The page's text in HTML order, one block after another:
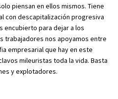
piensan en ellos mismos. Tiene
con descapitalización progresiva
encubierto para dejar a los
trabajadores nos apoyamos entre
empresarial que hay en este
mileuristas toda la vida. Basta
y explotadores.